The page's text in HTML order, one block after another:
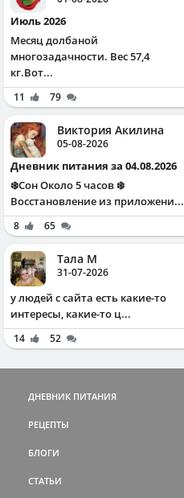
Июль 2026
Месяц долбаной
многозадачности. Вес 57,4
кг.Вот...
11 79
Виктория Акилина
05-08-2026
Дневник питания за 04.08.2026
❄️Сон Около 5 часов ❄️
Восстановление из приложени...
8 65
Тала М
31-07-2026
у людей с сайта есть какие-то
интересы, какие-то ц...
14 52
ДНЕВНИК ПИТАНИЯ
РЕЦЕПТЫ
БЛОГИ
СТАТЬИ